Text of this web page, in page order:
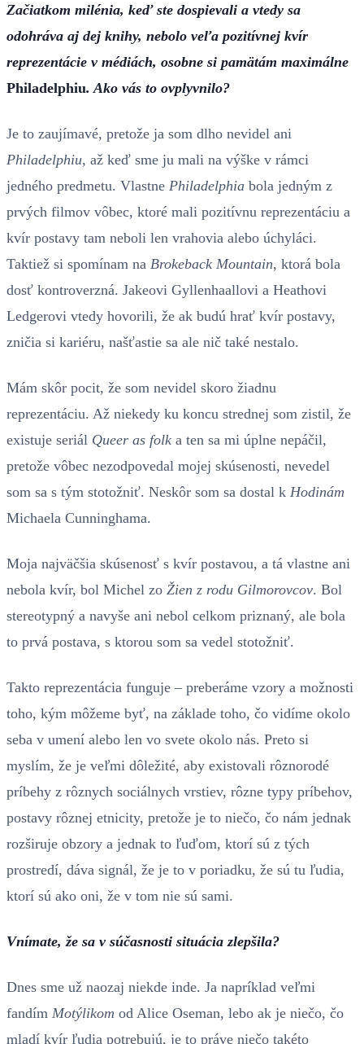
Začiatkom milénia, keď ste dospievali a vtedy sa
odohráva aj dej knihy, nebolo veľa pozitívnej kvír
reprezentácie v médiách, osobne si pamätám maximálne
Philadelphiu. Ako vás to ovplyvnilo?
Je to zaujímavé, pretože ja som dlho nevidel ani
Philadelphiu, až keď sme ju mali na výške v rámci
jedného predmetu. Vlastne Philadelphia bola jedným z
prvých filmov vôbec, ktoré mali pozitívnu reprezentáciu a
kvír postavy tam neboli len vrahovia alebo úchyláci.
Taktiež si spomínam na Brokeback Mountain, ktorá bola
dosť kontroverzná. Jakeovi Gyllenhaallovi a Heathovi
Ledgerovi vtedy hovorili, že ak budú hrať kvír postavy,
zničia si kariéru, našťastie sa ale nič také nestalo.
Mám skôr pocit, že som nevidel skoro žiadnu
reprezentáciu. Až niekedy ku koncu strednej som zistil, že
existuje seriál Queer as folk a ten sa mi úplne nepáčil,
pretože vôbec nezodpovedal mojej skúsenosti, nevedel
som sa s tým stotožniť. Neskôr som sa dostal k Hodinám
Michaela Cunninghama.
Moja najväčšia skúsenosť s kvír postavou, a tá vlastne ani
nebola kvír, bol Michel zo Žien z rodu Gilmorovcov. Bol
stereotypný a navyše ani nebol celkom priznaný, ale bola
to prvá postava, s ktorou som sa vedel stotožniť.
Takto reprezentácia funguje – preberáme vzory a možnosti
toho, kým môžeme byť, na základe toho, čo vidíme okolo
seba v umení alebo len vo svete okolo nás. Preto si
myslím, že je veľmi dôležité, aby existovali rôznorodé
príbehy z rôznych sociálnych vrstiev, rôzne typy príbehov,
postavy rôznej etnicity, pretože je to niečo, čo nám jednak
rozširuje obzory a jednak to ľuďom, ktorí sú z tých
prostredí, dáva signál, že je to v poriadku, že sú tu ľudia,
ktorí sú ako oni, že v tom nie sú sami.
Vnímate, že sa v súčasnosti situácia zlepšila?
Dnes sme už naozaj niekde inde. Ja napríklad veľmi
fandím Motýlikom od Alice Oseman, lebo ak je niečo, čo
mladí kvír ľudia potrebujú, je to práve niečo takéto